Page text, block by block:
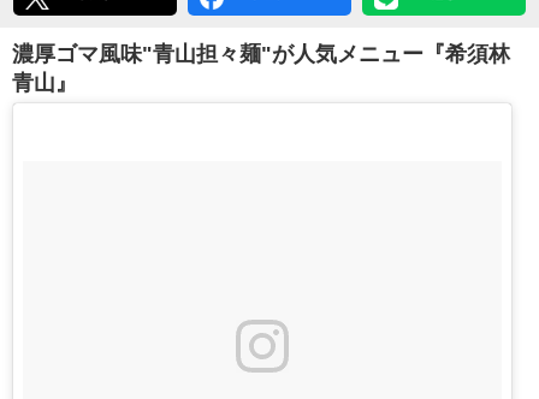
濃厚ゴマ風味"青山担々麺"が人気メニュー『希須林
青山』